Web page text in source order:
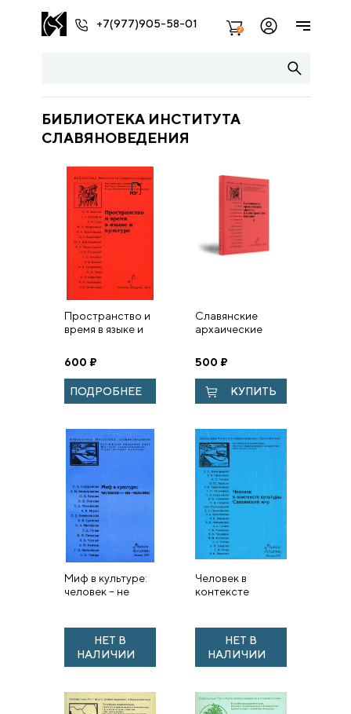
+7(977)905-58-01 2
БИБЛИОТЕКА ИНСТИТУТА
СЛАВЯНОВЕДЕНИЯ
Пространство и
время в языке и
600 ₽
ПОДРОБНЕЕ
Славянские
архаические
пространстве
Европы. 2
500 ₽
КУПИТЬ
Миф в культуре:
человек – не
НЕТ В
НАЛИЧИИ
Человек в
контексте
НЕТ В
НАЛИЧИИ